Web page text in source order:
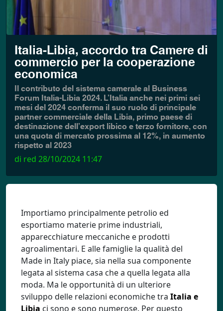
Italia-Libia, accordo tra Camere di
commercio per la cooperazione
economica
Il contributo del sistema camerale al Business
Forum Italia-Libia 2024. L’Italia anche nei primi sei
mesi del 2024 conferma il suo ruolo di principale
partner commerciale della Libia, primo paese di
destinazione dell’export libico e terzo fornitore, con
una quota di mercato prossima al 12%, in aumento
rispetto al 2023
di red 28/10/2024 11:47
Importiamo principalmente petrolio ed
esportiamo materie prime industriali,
apparecchiature meccaniche e prodotti
agroalimentari. E alle famiglie la qualità del
Made in Italy piace, sia nella sua componente
legata al sistema casa che a quella legata alla
moda. Ma le opportunità di un ulteriore
sviluppo delle relazioni economiche tra Italia e
Libia ci sono e sono numerose. Per questo